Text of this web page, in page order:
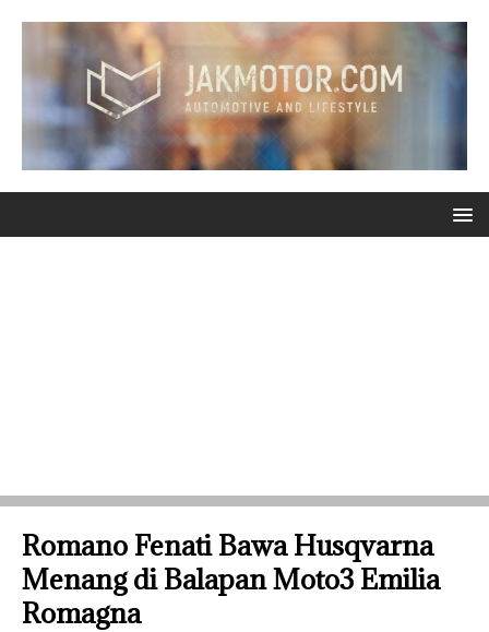
Romano Fenati Bawa Husqvarna
Menang di Balapan Moto3 Emilia
Romagna